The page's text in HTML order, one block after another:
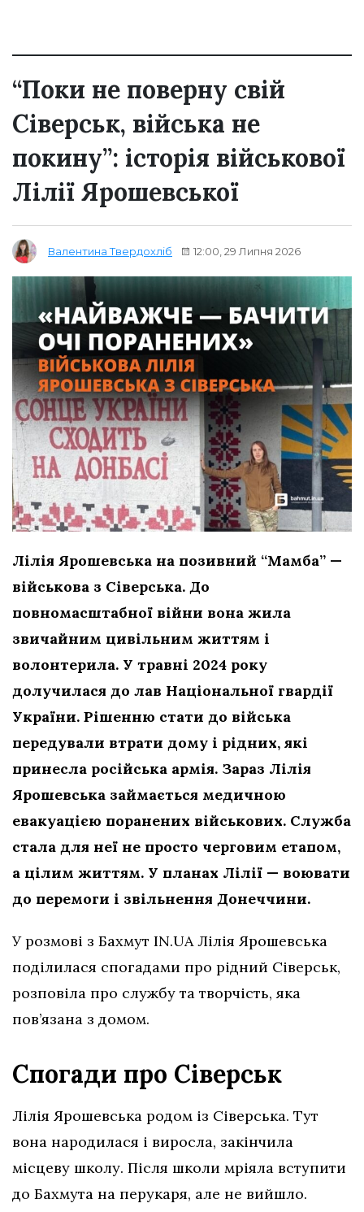
“Поки не поверну свій
Сіверськ, війська не
покину”: історія військової
Лілії Ярошевської
Валентина Твердохліб 12:00, 29 Липня 2026
Лілія Ярошевська на позивний “Мамба” —
військова з Сіверська. До
повномасштабної війни вона жила
звичайним цивільним життям і
волонтерила. У травні 2024 року
долучилася до лав Національної гвардії
України. Рішенню стати до війська
передували втрати дому і рідних, які
принесла російська армія. Зараз Лілія
Ярошевська займається медичною
евакуацією поранених військових. Служба
стала для неї не просто черговим етапом,
а цілим життям. У планах Лілії — воювати
до перемоги і звільнення Донеччини.
У розмові з Бахмут IN.UA Лілія Ярошевська
поділилася спогадами про рідний Сіверськ,
розповіла про службу та творчість, яка
пов’язана з домом.
Спогади про Сіверськ
Лілія Ярошевська родом із Сіверська. Тут
вона народилася і виросла, закінчила
місцеву школу. Після школи мріяла вступити
до Бахмута на перукаря, але не вийшло.